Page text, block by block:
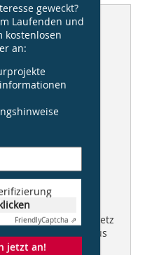
erschien in
Preis 2010 an
Pompidou in Metz
aufwändig: Dach aus
geweckt?
Laufenden und
kostenlosen
an:
FriendlyCaptcha ⇗
jetzt an!